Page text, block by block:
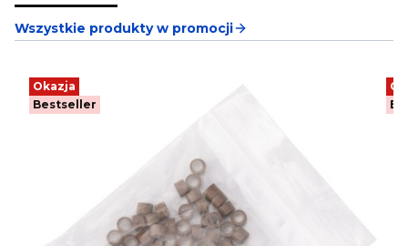
Wszystkie produkty w promocji
Okazja
Bestseller